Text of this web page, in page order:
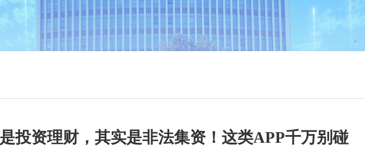
投资理财，其实是非法集资！这类APP千万别碰